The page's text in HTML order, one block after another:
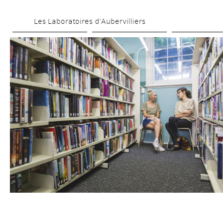
au
contenu
principal
Les Laboratoires d’Aubervilliers